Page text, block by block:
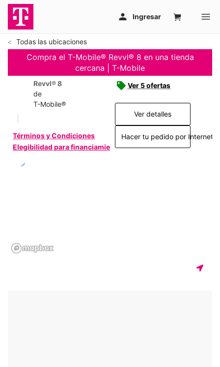
Todas las ubicaciones
Compra el T-Mobile® Revvl® 8 en una tienda
cercana | T-Mobile
Revvl® 8
de
T-Mobile®
Términos y Condiciones
Elegibilidad para financiamiento
Ver 5 ofertas
Ver detalles
Hacer tu pedido por Internet >